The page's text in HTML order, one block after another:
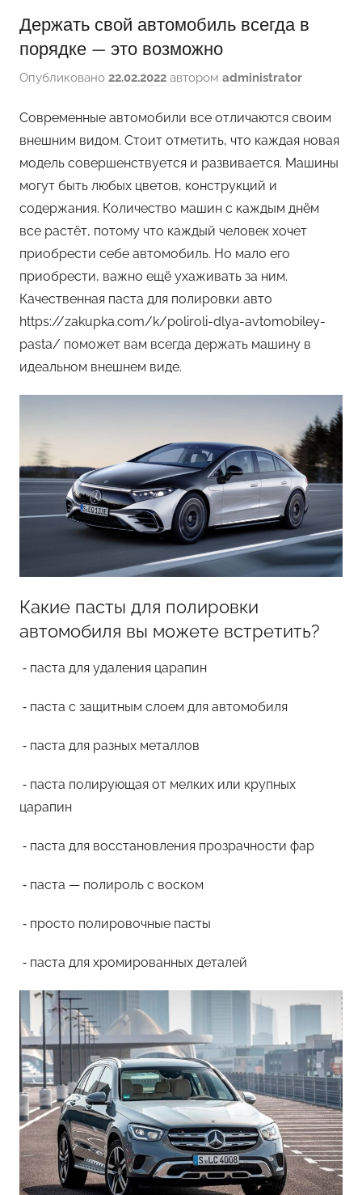
Держать свой автомобиль всегда в
порядке — это возможно
Опубликовано 22.02.2022 автором administrator
Современные автомобили все отличаются своим
внешним видом. Стоит отметить, что каждая новая
модель совершенствуется и развивается. Машины
могут быть любых цветов, конструкций и
содержания. Количество машин с каждым днём
все растёт, потому что каждый человек хочет
приобрести себе автомобиль. Но мало его
приобрести, важно ещё ухаживать за ним.
Качественная паста для полировки авто
https://zakupka.com/k/poliroli-dlya-avtomobiley-
pasta/ поможет вам всегда держать машину в
идеальном внешнем виде.
Какие пасты для полировки
автомобиля вы можете встретить?
⁃ паста для удаления царапин
⁃ паста с защитным слоем для автомобиля
⁃ паста для разных металлов
⁃ паста полирующая от мелких или крупных
царапин
⁃ паста для восстановления прозрачности фар
⁃ паста — полироль с воском
⁃ просто полировочные пасты
⁃ паста для хромированных деталей